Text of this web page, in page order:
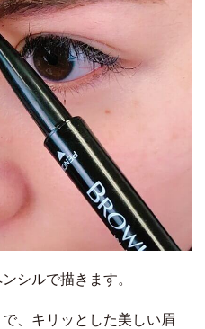
シルで描きます。
、キリッとした美しい眉